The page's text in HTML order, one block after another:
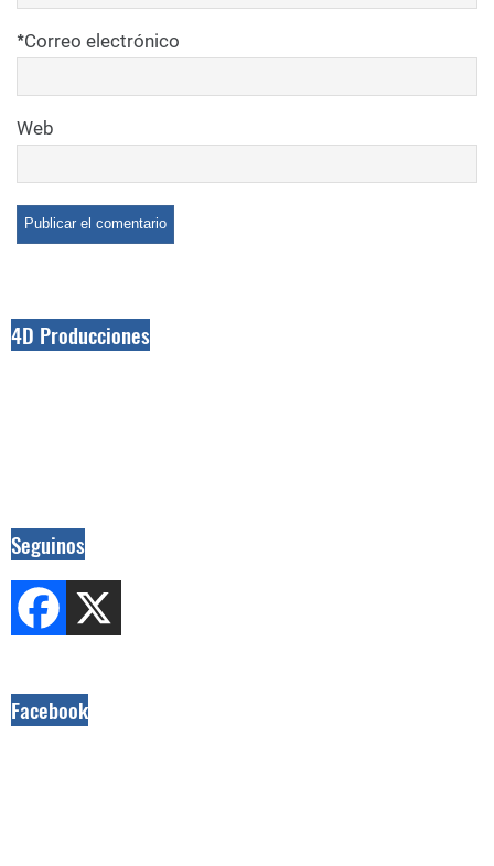
Correo electrónico
*
Web
4D Producciones
Seguinos
Facebook